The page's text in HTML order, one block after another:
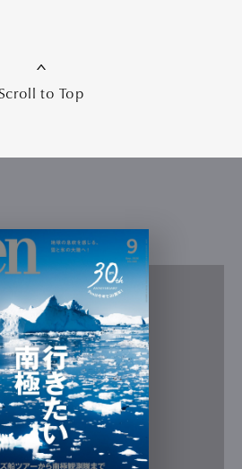
Fashion
CultureLifestyle
Magazine
About
Contact
Pen Meet
Pen tw
to Top